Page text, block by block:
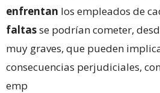
enfrentan los empleados de
faltasse podrían cometer,
muy graves, que pueden
consecuencias perjudiciales,
emp